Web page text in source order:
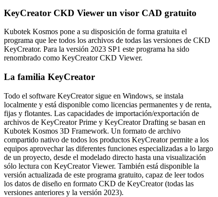
KeyCreator CKD Viewer un visor CAD gratuito
Kubotek Kosmos pone a su disposición de forma gratuita el
programa que lee todos los archivos de todas las versiones de CKD
KeyCreator. Para la versión 2023 SP1 este programa ha sido
renombrado como KeyCreator CKD Viewer.
La familia KeyCreator
Todo el software KeyCreator sigue en Windows, se instala
localmente y está disponible como licencias permanentes y de renta,
fijas y flotantes. Las capacidades de importación/exportación de
archivos de KeyCreator Prime y KeyCreator Drafting se basan en
Kubotek Kosmos 3D Framework. Un formato de archivo
compartido nativo de todos los productos KeyCreator permite a los
equipos aprovechar las diferentes funciones especializadas a lo largo
de un proyecto, desde el modelado directo hasta una visualización
sólo lectura con KeyCreator Viewer. También está disponible la
versión actualizada de este programa gratuito, capaz de leer todos
los datos de diseño en formato CKD de KeyCreator (todas las
versiones anteriores y la versión 2023).